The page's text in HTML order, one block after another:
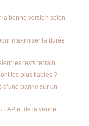
bonne version selon
maximiser la durée
les tests terrain
les plus fiables ?
panne sur un
FAP et de la vanne